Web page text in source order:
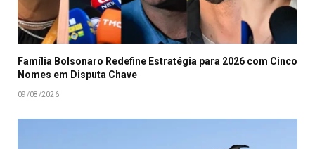
Família Bolsonaro Redefine Estratégia para 2026 com Cinco
Nomes em Disputa Chave
09/08/2026